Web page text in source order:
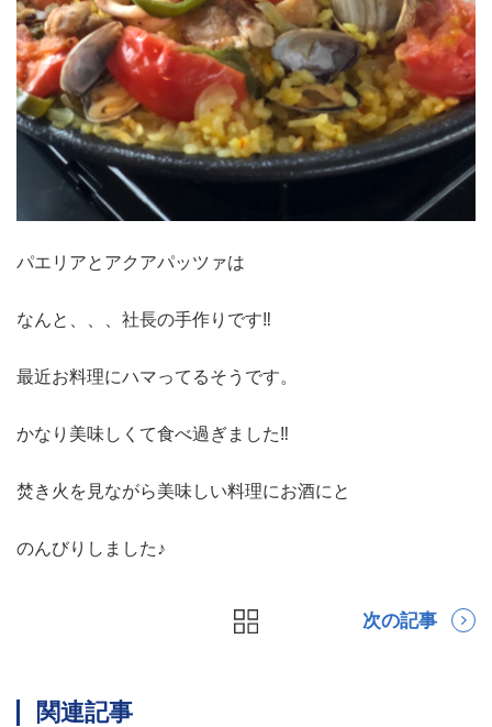
パエリアとアクアパッツァは
なんと、、、社長の手作りです‼︎
最近お料理にハマってるそうです。
かなり美味しくて食べ過ぎました‼︎
焚き火を見ながら美味しい料理にお酒にと
のんびりしました♪
次の記事
関連記事